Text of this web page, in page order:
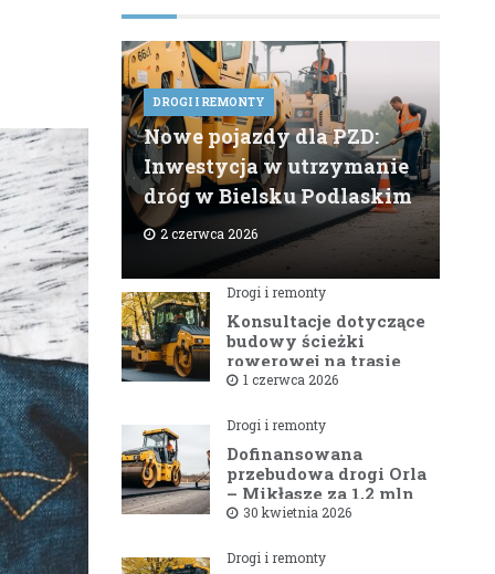
DROGI I REMONTY
Nowe pojazdy dla PZD:
Inwestycja w utrzymanie
dróg w Bielsku Podlaskim
2 czerwca 2026
Drogi i remonty
Konsultacje dotyczące
budowy ścieżki
rowerowej na trasie
Bielsk Podlaski —
1 czerwca 2026
Drogi i remonty
Dofinansowana
przebudowa drogi Orla
– Mikłasze za 1,2 mln
zł rusza w 2026 roku
30 kwietnia 2026
Drogi i remonty